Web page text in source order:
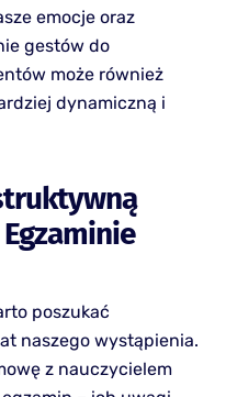
emocje oraz
gestów do
może również
dynamiczną i
poszukać
naszego wystąpienia.
z nauczycielem